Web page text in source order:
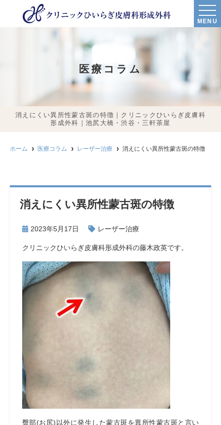
MENU
医療コラム
消えにくい異所性蒙古斑の特徴｜クリニックひいらぎ皮膚科
形成外科｜池尻大橋・渋谷・三軒茶屋
ホーム 医療コラム レーザー治療 消えにくい異所性蒙古斑の特徴
消えにくい異所性蒙古斑の特徴
2023年5月17日 レーザー治療
クリニックひいらぎ皮膚科形成外科の藤木政英です。
臀部(お尻)以外に発生した蒙古斑を異所性蒙古斑と言い